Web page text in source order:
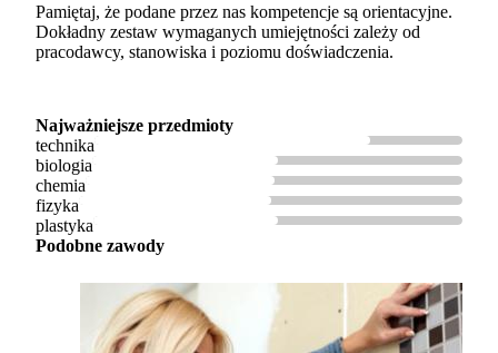
Pamiętaj, że podane przez nas kompetencje są orientacyjne.
Dokładny zestaw wymaganych umiejętności zależy od
pracodawcy, stanowiska i poziomu doświadczenia.
Najważniejsze przedmioty
technika
biologia
chemia
fizyka
plastyka
Podobne zawody